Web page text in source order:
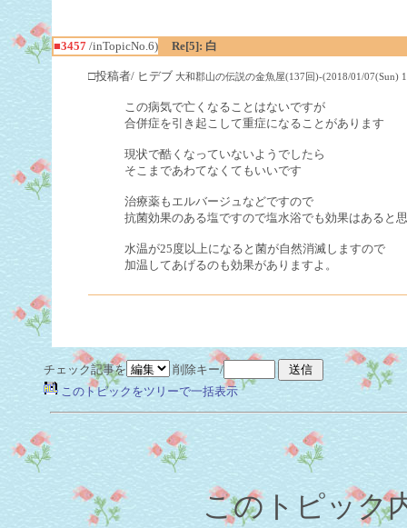
■3457/inTopicNo.6) Re[5]: 白
□投稿者/ ヒデブ 大和郡山の伝説の金魚屋(137回)-(2018/01/07(Sun)
この病気で亡くなることはないですが
合併症を引き起こして重症になることがあります
現状で酷くなっていないようでしたら
そこまであわてなくてもいいです
治療薬もエルバージュなどですので
抗菌効果のある塩ですので塩水浴でも効果はあると
水温が25度以上になると菌が自然消滅しますので
加温してあげるのも効果がありますよ。
チェック記事を
削除キー/
このトピックをツリーで一括表示
このトピック